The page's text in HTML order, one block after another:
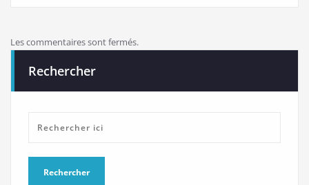
Les commentaires sont fermés.
Rechercher